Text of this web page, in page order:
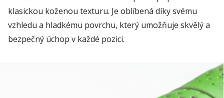
klasickou koženou texturu. Je oblíbená díky svému
vzhledu a hladkému povrchu, který umožňuje skvělý a
bezpečný úchop v každé pozici.